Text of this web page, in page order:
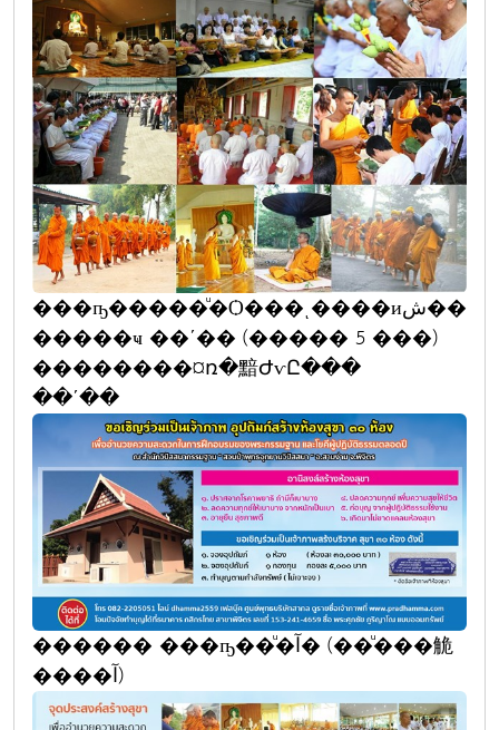
���ҧ�����ͧ�Ѻ���ͺ����иش��
�����ҹ ��ʹ�� (����� 5 ���)
��������¤ռ�黯ԺѵԸ���
��ʹ��
������ ���ҧ��ͧ�آ� (��ͧ���觤
����آ)